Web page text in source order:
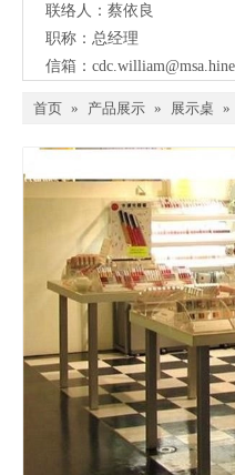
联络人：蔡依良
职称：总经理
信箱：
首页 » 产品展示 » 展示桌 »